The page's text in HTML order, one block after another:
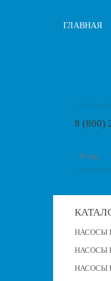
ГЛАВНАЯ
8 (800)
НАСОСЫ
НАСОСЫ
НАСОСЫ